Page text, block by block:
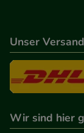
Unser
Wir sind hier